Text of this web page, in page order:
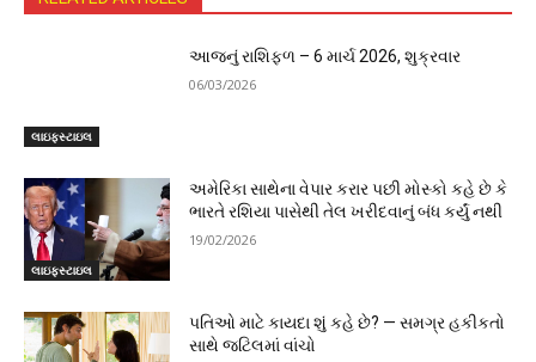
લાઇફસ્ટાઇલ
આજનું રાશિફળ – 6 માર્ચ 2026, શુક્રવાર
06/03/2026
લાઇફસ્ટાઇલ
અમેરિકા સાથેના વેપાર કરાર પછી મોસ્કો કહે છે કે
ભારતે રશિયા પાસેથી તેલ ખરીદવાનું બંધ કર્યું નથી
19/02/2026
પતિઓ માટે કાયદા શું કહે છે? — સમગ્ર હકીકતો
સાથે જટિલમાં વાંચો